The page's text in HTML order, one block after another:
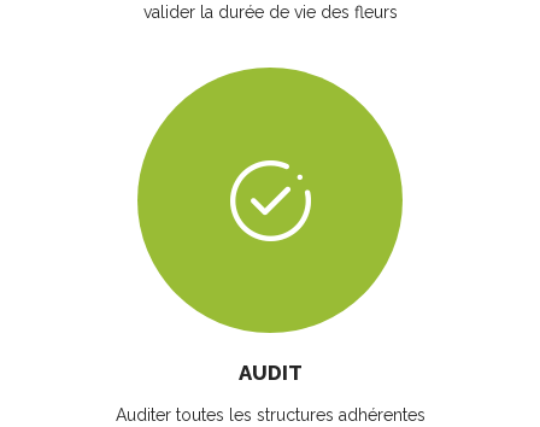
valider la durée de vie des fleurs
AUDIT
Auditer toutes les structures adhérentes